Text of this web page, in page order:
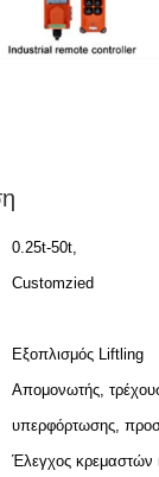
0.25t-50t,
Customzied
Εξοπλισμός Liftling
Απομονωτής,
υπερφόρτωσης,
Έλεγχος κρεμαστών